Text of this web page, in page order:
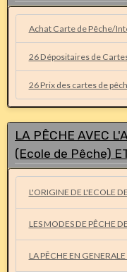
Achat Carte de Pêche/
26 Dépositaires de
26 Prix des cartes de
LA PÊCHE AVEC
(Ecole de Pêche)
L'ORIGINE DE L'ECOLE
LES MODES DE PÊCHE
LA PÊCHE EN GENERALE